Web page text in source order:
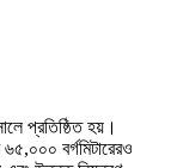
প্রতিষ্ঠিত হয়।
বর্গমিটারেরও